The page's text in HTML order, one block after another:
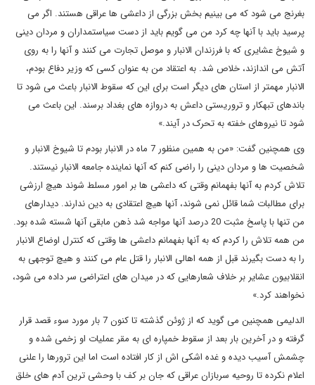
بغرنج می شود که می بینیم بخش بزرگی از داعشی ها عراقی هستند. اگر می
پرسید باید با آنها چه کرد من می گویم باید از دست سیاستمداران و مردان دینی
و شیوخ عشایری که با فرزندان الانبار و موصل تجارت می کنند و آنها را به روی
آتش می اندازند، خلاص شد. به اعتقاد من به عنوان کسی که وزیر دفاع بودم،
الانبار مهمتر از استان های دیگر است برای این که سقوط الانبار باعث می شود تا
باندهای تبهکار و تروریستی داعش به دروازه های بغداد برسند. این باعث می
شود تا نیروهای خفته به تحرک در آیند.»
وی همچنین گفت: «من به همین منظور 7 ماه در الانبار بودم تا شیوخ الانبار و
شخصیت ها و مردان دینی را راضی کنم که آنها نماینده جامعه الانبار نیستند.
تلاش کردم به آنها بفهمانم وقتی که داعشی ها بر امور مسلط شوند هیچ ارزشی
برای مطالبات شما قائل نمی شوند، آنها هیچ اعتقادی به دین ندارند. دیدارهای
من تنها با پاسخ مثبت 20 درصد آنها مواجه شد ذهن مابقی آنها شسته شده بود.
من همه تلاش را کردم که به آنها بفهمانم داعشی ها وقتی که کنترل اوضاع الانبار
را به دست بگیرند قبل از همه اهالی الانبار را قتل عام می کنند و هیچ توجهی به
انقلابیون عشایر بر خلاف شعارهایی که در میدان های اعتراضی سر داده می شود،
نخواهند کرد.»
الدلیمی همچنین می گوید که از ژوئن گذشته تا کنون 7 بار مورد سوء قصد قرار
گرفته و در آخرین بار بعد از سقوط خمپاره ای به مقر عملیات او زخمی شده و
چشمش آسیب دیده و غده اشکی اش از کار افتاده است اما این ترورها را علنی
اعلام نکرده تا روحیه سربازان عراقی که جان بر کف با وحشی ترین آدم های خلق